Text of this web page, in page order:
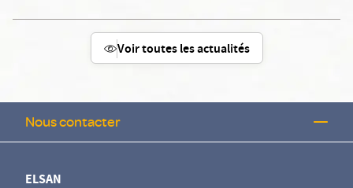
Voir toutes les actualités
Nous contacter
ELSAN